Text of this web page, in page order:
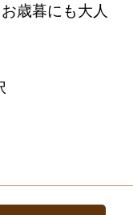
歳暮にも大人